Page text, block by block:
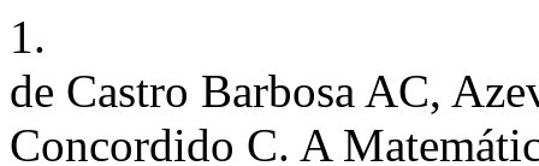
1.
de Castro Barbosa AC,
Concordido C. A